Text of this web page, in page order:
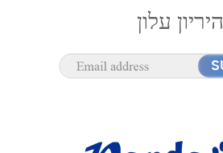
היריון עלון